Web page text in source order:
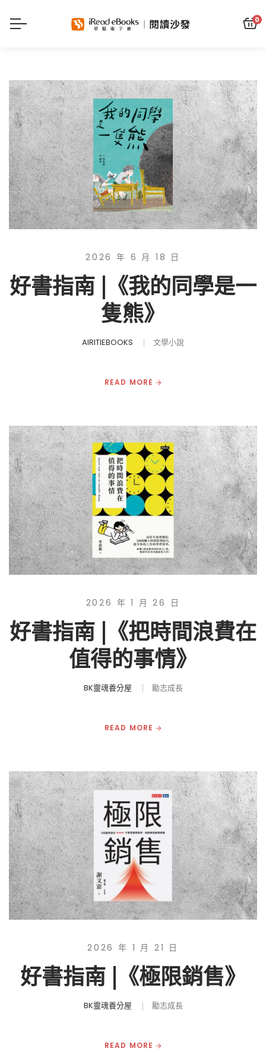
0
2026 年 6 月 18 日
好書指南 |《我的同學是一
隻熊》
AIRITIEBOOKS 文學小說
READ MORE
2026 年 1 月 26 日
好書指南 |《把時間浪費在
值得的事情》
BK靈魂養分屋 勵志成長
READ MORE
2026 年 1 月 21 日
好書指南 |《極限銷售》
BK靈魂養分屋 勵志成長
READ MORE